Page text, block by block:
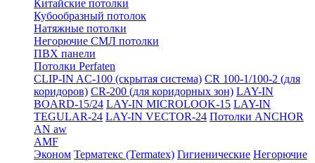
Китайские потолки
Кубообразный потолок
Натяжные потолки
Негорючие СМЛ потолки
ПВХ панели
Потолки Perfaten
CLIP-IN AC-100 (скрытая система) CR 100-1/100-2 (для
коридоров) CR-200 (для коридорных зон) LAY-IN
BOARD-15/24 LAY-IN MICROLOOK-15 LAY-IN
TEGULAR-24 LAY-IN VECTOR-24 Потолки ANCHOR
AN aw
AMF
Эконом Терматекс (Termatex) Гигиенические Негорючие